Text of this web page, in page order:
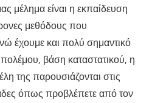
μέλημα είναι η εκπαίδευση
μεθόδους που
έχουμε και πολύ σημαντικό
βάση καταστατικού, η
της παρουσιάζονται στις
όπως προβλέπετε από τον